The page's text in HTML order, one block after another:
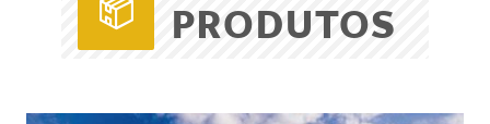
PRODUTOS